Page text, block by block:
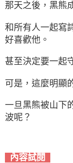
那天之後，黑熊
和所有人一起寫
好喜歡他。
甚至決定要一起
可是，這麼明顯
一旦黑熊被山下
波呢？
內容試閱